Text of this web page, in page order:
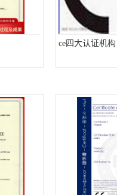
ce四大认证机构